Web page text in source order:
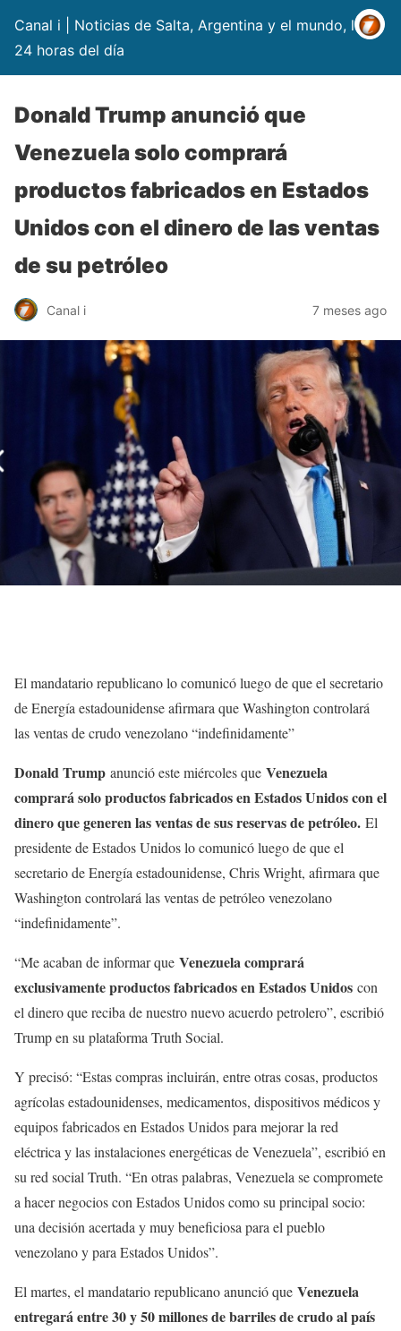
Canal i | Noticias de Salta, Argentina y el mundo, las
24 horas del día
Donald Trump anunció que
Venezuela solo comprará
productos fabricados en Estados
Unidos con el dinero de las ventas
de su petróleo
Canal i 7 meses ago
El mandatario republicano lo comunicó luego de que el secretario
de Energía estadounidense afirmara que Washington controlará
las ventas de crudo venezolano “indefinidamente”
Donald Trump anunció este miércoles que Venezuela
comprará solo productos fabricados en Estados Unidos con el
dinero que generen las ventas de sus reservas de petróleo. El
presidente de Estados Unidos lo comunicó luego de que el
secretario de Energía estadounidense, Chris Wright, afirmara que
Washington controlará las ventas de petróleo venezolano
“indefinidamente”.
“Me acaban de informar que Venezuela comprará
exclusivamente productos fabricados en Estados Unidos con
el dinero que reciba de nuestro nuevo acuerdo petrolero”, escribió
Trump en su plataforma Truth Social.
Y precisó: “Estas compras incluirán, entre otras cosas, productos
agrícolas estadounidenses, medicamentos, dispositivos médicos y
equipos fabricados en Estados Unidos para mejorar la red
eléctrica y las instalaciones energéticas de Venezuela”, escribió en
su red social Truth. “En otras palabras, Venezuela se compromete
a hacer negocios con Estados Unidos como su principal socio:
una decisión acertada y muy beneficiosa para el pueblo
venezolano y para Estados Unidos”.
El martes, el mandatario republicano anunció que Venezuela
entregará entre 30 y 50 millones de barriles de crudo al país